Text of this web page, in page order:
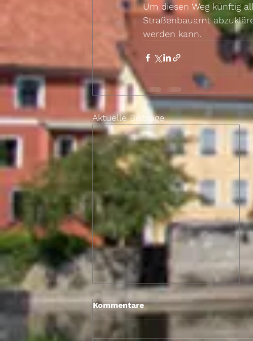
Um diesen Weg künftig
Straßenbauamt
werden kann.
Aktuelle Beiträge
Kommentare